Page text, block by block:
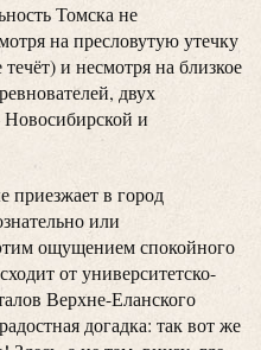
Томска не
на пресловутую утечку
и несмотря на близкое
двух
и
приезжает в город
или
ощущением спокойного
от университетско-
Верхне-Еланского
догадка: так вот же